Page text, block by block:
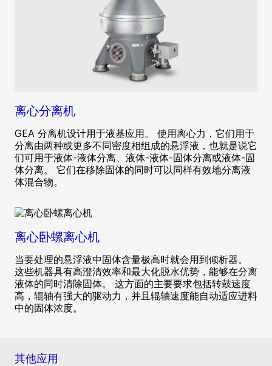
离心分离机
GEA 分离机设计用于液基应用。 使用离心力，它们用于
分离由两种或更多不同密度相组成的悬浮液，也就是说它
们可用于液体-液体分离、液体-液体-固体分离或液体-固
体分离。 它们在移除固体的同时可以同样有效地分离液
体混合物。
离心卧螺离心机
当要处理的悬浮液中固体含量极高时就会用到倾析器。
这些机器具有高澄清效率和最大化脱水优势，能够在分离
液体的同时清除固体。 这方面的主要要求包括转鼓速度
高，辊轴有强大的驱动力，并且辊轴速度能自动适应进料
中的固体浓度。
其他应用